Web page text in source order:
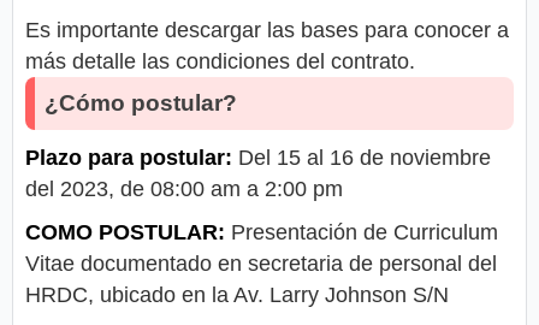
Es importante descargar las bases para conocer a
más detalle las condiciones del contrato.
¿Cómo postular?
Plazo para postular: Del 15 al 16 de noviembre
del 2023, de 08:00 am a 2:00 pm
COMO POSTULAR: Presentación de Curriculum
Vitae documentado en secretaria de personal del
HRDC, ubicado en la Av. Larry Johnson S/N